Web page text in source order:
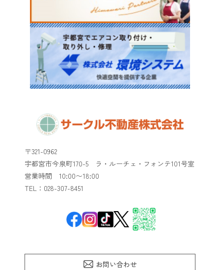
〒321-0962
宇都宮市今泉町170-5 ラ・ルーチェ・フォンテ101号室
​​​​​​​営業時間 10:00〜18:00
TEL：028-307-8451
お問い合わせ